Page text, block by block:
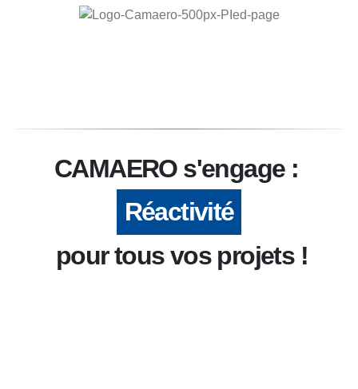
CAMAERO s'engage :
Réactivité
pour tous vos projets !